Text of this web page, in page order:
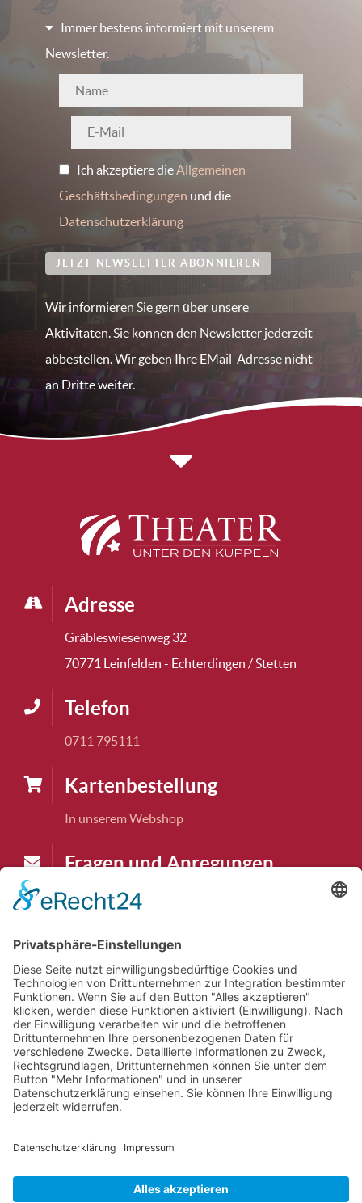
Immer bestens informiert mit unserem
Newsletter.
Ich akzeptiere die Allgemeinen
Geschäftsbedingungen und die
Datenschutzerklärung
JETZT NEWSLETTER ABONNIEREN
Wir informieren Sie gern über unsere
Aktivitäten. Sie können den Newsletter jederzeit
abbestellen. Wir geben Ihre EMail-Adresse nicht
an Dritte weiter.
Adresse
Gräbleswiesenweg 32
70771 Leinfelden - Echterdingen / Stetten
Telefon
0711 795111
Karten­bestellung
In unserem Webshop
Fragen und Anregungen
karten@tudk.de
Theaterkasse
Die Theaterkasse macht Pause bis07.09.2026
Theatertelefon
Auch das Theatertelefon hat Pause bis
07.09.2026.
Wir sind aber per E-Mail erreichbar.
Datenschutz FAQs
TUDK-intern Kontakt Impressum